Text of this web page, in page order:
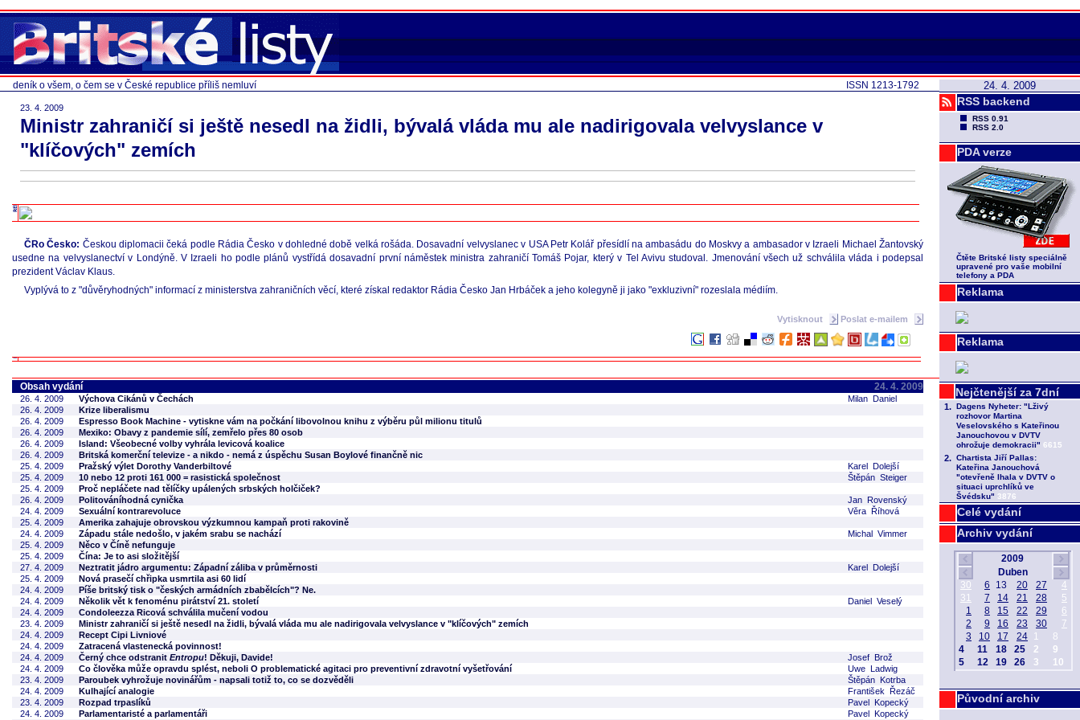
24. 4. 2009
RSS backend
RSS 0.91
RSS 2.0
PDA verze
Čtěte Britské listy speciálně
upravené pro vaše mobilní
telefony a PDA
Reklama
Reklama
Celé vydání
Archiv vydání
Původní archiv
ISSN 1213-1792
deník o všem, o čem se v České republice příliš nemluví
23. 4. 2009
Ministr zahraničí si ještě nesedl na židli, bývalá vláda mu ale nadirigovala velvyslance v
"klíčových" zemích
ČRo Česko: Českou diplomacii čeká podle Rádia Česko v dohledné době velká rošáda. Dosavadní velvyslanec v USA Petr Kolář přesídlí na ambasádu do Moskvy a ambasador v Izraeli Michael Žantovský
usedne na velvyslanectví v Londýně. V Izraeli ho podle plánů vystřídá dosavadní první náměstek ministra zahraničí Tomáš Pojar, který v Tel Avivu studoval. Jmenování všech už schválila vláda i podepsal
prezident Václav Klaus.
Vyplývá to z "důvěryhodných" informací z ministerstva zahraničních věcí, které získal redaktor Rádia Česko Jan Hrbáček a jeho kolegyně ji jako "exkluzivní" rozeslala médiím.
Vytisknout Poslat e-mailem
Obsah vydání 24. 4. 2009
26. 4. 2009 Výchova Cikánů v Čechách
Milan Daniel
26. 4. 2009
Krize liberalismu
26. 4. 2009
Espresso Book Machine - vytiskne vám na počkání libovolnou knihu z výběru půl milionu titulů
26. 4. 2009
Mexiko: Obavy z pandemie sílí, zemřelo přes 80 osob
26. 4. 2009
Island: Všeobecné volby vyhrála levicová koalice
26. 4. 2009
Britská komerční televize - a nikdo - nemá z úspěchu Susan Boylové finančně nic
25. 4. 2009
Pražský výlet Dorothy Vanderbiltové
Karel Dolejší
25. 4. 2009
10 nebo 12 proti 161 000 = rasistická společnost
Štěpán Steiger
25. 4. 2009
Proč nepláčete nad tělíčky upálených srbských holčiček?
26. 4. 2009
Politováníhodná cynička
Jan Rovenský
24. 4. 2009
Sexuální kontrarevoluce
Věra Říhová
25. 4. 2009
Amerika zahajuje obrovskou výzkumnou kampaň proti rakovině
24. 4. 2009
Západu stále nedošlo, v jakém srabu se nachází
Michal Vimmer
25. 4. 2009
Něco v Číně nefunguje
25. 4. 2009
Čína: Je to asi složitější
27. 4. 2009
Neztratit jádro argumentu: Západní záliba v průměrnosti
Karel Dolejší
25. 4. 2009
Nová prasečí chřipka usmrtila asi 60 lidí
24. 4. 2009
Píše britský tisk o "českých armádních zbabělcích"? Ne.
24. 4. 2009
Několik vět k fenoménu pirátství 21. století
Daniel Veselý
24. 4. 2009
Condoleezza Ricová schválila mučení vodou
23. 4. 2009
Ministr zahraničí si ještě nesedl na židli, bývalá vláda mu ale nadirigovala velvyslance v "klíčových" zemích
24. 4. 2009
Recept Cipi Livniové
24. 4. 2009
Zatracená vlastenecká povinnost!
24. 4. 2009
Černý chce odstranit Entropu! Děkuji, Davide!
Josef Brož
24. 4. 2009
Co člověka může opravdu splést, neboli O problematické agitaci pro preventivní zdravotní vyšetřování
Uwe Ladwig
23. 4. 2009
Paroubek vyhrožuje novinářům - napsali totiž to, co se dozvěděli
Štěpán Kotrba
24. 4. 2009
Kulhající analogie
František Řezáč
23. 4. 2009
Rozpad trpaslíků
Pavel Kopecký
24. 4. 2009
Parlamentaristé a parlamentáři Pavel Kopecký